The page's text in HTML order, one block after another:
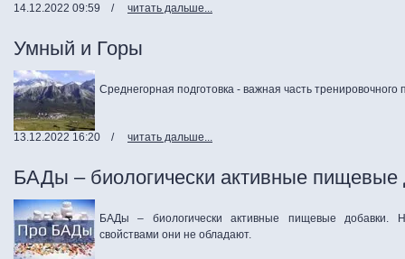
14.12.2022 09:59 / читать дальше...
Умный и Горы
Среднегорная подготовка - важная часть
13.12.2022 16:20 / читать дальше...
БАДы – биологически активные пищевые
БАДы – биологически активные пищевые добавки.
свойствами они не обладают.